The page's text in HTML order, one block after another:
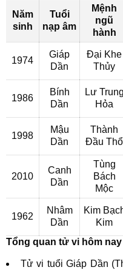
Năm
sinh
Tuổi
nạp âm
Mệnh
ngũ
hành
1974
Giáp
Dần
Đại Khe
Thủy
1986
Bính
Dần
Lư Trung
Hỏa
1998
Mậu
Dần
Thành
Đầu Thổ
2010
Canh
Dần
Tùng
Bách
Mộc
1962
Nhâm
Dần
Kim
Kim
Tổng quan tử vi hôm nay
Tử vi tuổi Giáp Dần